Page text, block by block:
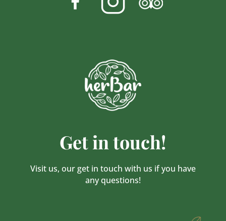
Get in touch!
Visit us, our get in touch with us if you have
any questions!